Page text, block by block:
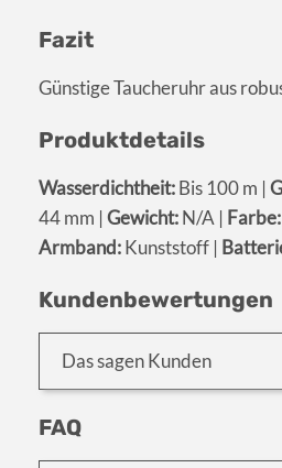
Fazit
Günstige Taucheruhr aus
Produktdetails
Wasserdichtheit:Bis 100 m |
44 mm | Gewicht:N/A | Farbe:
Armband:Kunststoff |
Kundenbewertungen
Das sagen Kunden
FAQ